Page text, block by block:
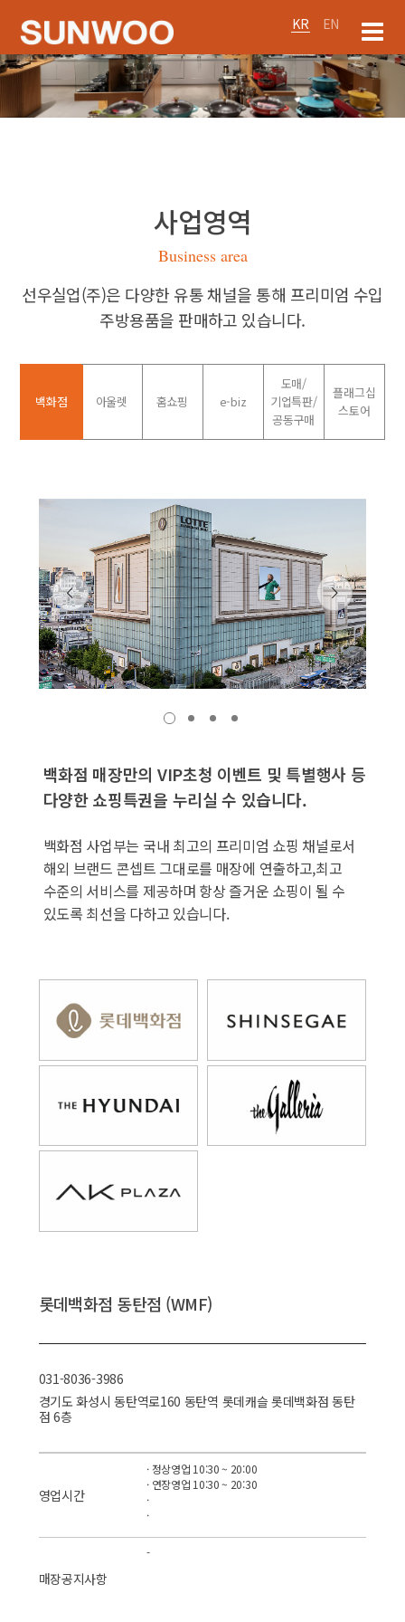
KR EN
사업영역
Business area
선우실업(주)은 다양한 유통 채널을 통해 프리미엄 수입
주방용품을 판매하고 있습니다.
백화점
1 2 3 4
백화점 매장만의 VIP초청 이벤트 및 특별행사 등
다양한 쇼핑특권을 누리실 수 있습니다.
백화점 사업부는 국내 최고의 프리미엄 쇼핑 채널로서
해외 브랜드 콘셉트 그대로를 매장에 연출하고,최고
수준의 서비스를 제공하며 항상 즐거운 쇼핑이 될 수
있도록 최선을 다하고 있습니다.
롯데백화점 동탄점 (WMF)
경기도 화성시 동탄역로160 동탄역 롯데캐슬 롯데백화점 동탄
점 6층
031-8036-3986
영업시간
· 정상영업 10:30 ~ 20:00
· 연장영업 10:30 ~ 20:30
·
·
매장공지사항
-
아울렛 홈쇼핑 e-biz
도매/
기업특판/
공동구매
플래그십
스토어